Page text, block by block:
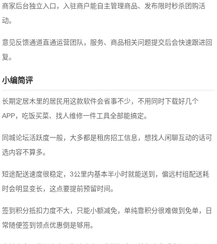
商家后台独立入口，入驻商户能自主管理商品、发布限时秒杀团购活
动。
意见反馈通道直通运营团队，服务、商品相关问题提交后会快速跟进回
复。
小编简评
长期定居木里的居民用这款软件会省事不少，不用同时下载好几个
APP，吃饭买菜、找人维修一件工具全部能搞定。
同城论坛活跃度一般，大多都是租房招工信息，想找人闲聊互动的话可
选内容不算多。
短途配送速度很稳定，3公里内基本半小时就能送到，偏远村组配送耗
时会明显变长，这点要提前预留时间。
签到积分抵扣力度不大，只能小额减免，单纯靠积分很难做到免单，日
常随便签到领点优惠倒是够用。